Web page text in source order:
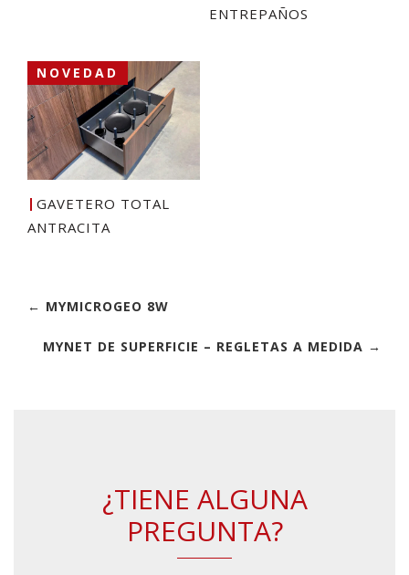
ENTREPAÑOS
NOVEDAD
GAVETERO TOTAL
ANTRACITA
← MYMICROGEO 8W
MYNET DE SUPERFICIE – REGLETAS A MEDIDA →
¿TIENE ALGUNA
PREGUNTA?